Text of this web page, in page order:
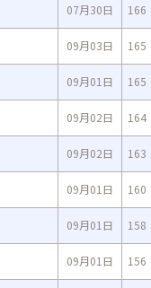
07月30日 166
09月03日 165
09月01日 165
09月02日 164
09月02日 163
09月01日 160
09月01日 158
09月01日 156